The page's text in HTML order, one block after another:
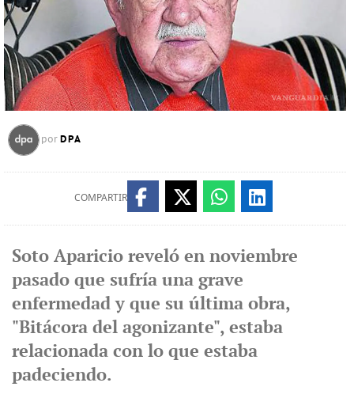
por DPA
COMPARTIR
Soto Aparicio reveló en noviembre
pasado que sufría una grave
enfermedad y que su última obra,
"Bitácora del agonizante", estaba
relacionada con lo que estaba
padeciendo.